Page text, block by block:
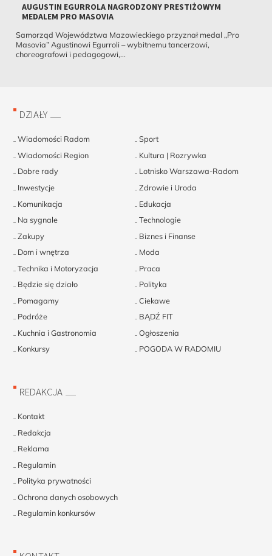
AUGUSTIN EGURROLA NAGRODZONY PRESTIŻOWYM
MEDALEM PRO MASOVIA
Samorząd Województwa Mazowieckiego przyznał medal „Pro
Masovia” Agustinowi Egurroli – wybitnemu tancerzowi,
choreografowi i pedagogowi,...
DZIAŁY
Wiadomości Radom
Sport
Wiadomości Region
Kultura | Rozrywka
Dobre rady
Lotnisko Warszawa-Radom
Inwestycje
Zdrowie i Uroda
Komunikacja
Edukacja
Na sygnale
Technologie
Zakupy
Biznes i Finanse
Dom i wnętrza
Moda
Technika i Motoryzacja
Praca
Będzie się działo
Polityka
Pomagamy
Ciekawe
Podróże
BĄDŹ FIT
Kuchnia i Gastronomia
Ogłoszenia
Konkursy
POGODA W RADOMIU
REDAKCJA
Kontakt
Redakcja
Reklama
Regulamin
Polityka prywatności
Ochrona danych osobowych
Regulamin konkursów